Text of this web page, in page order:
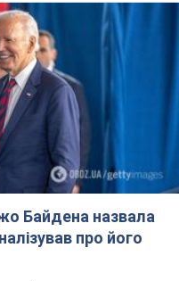
Байдена назвала
про його